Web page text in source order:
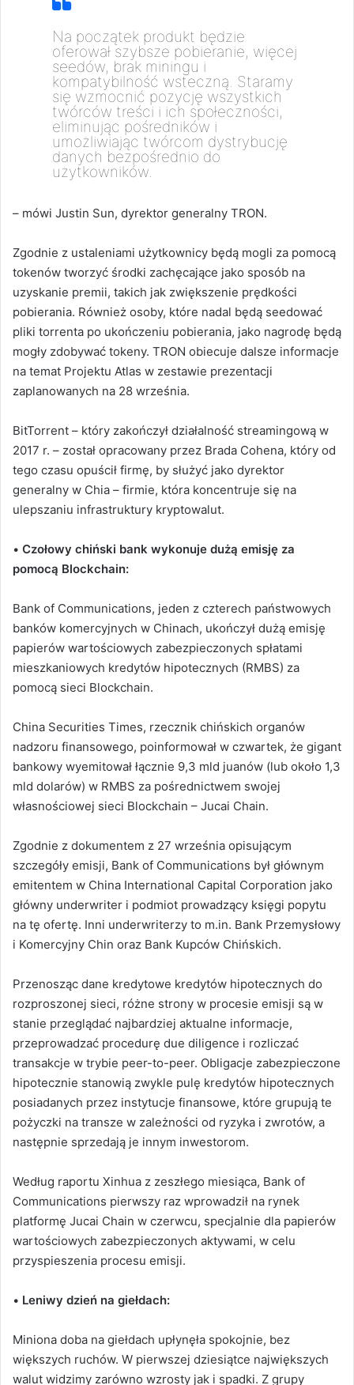
Na początek produkt będzie
oferował szybsze pobieranie, więcej
seedów, brak miningu i
kompatybilność wsteczną. Staramy
się wzmocnić pozycję wszystkich
twórców treści i ich społeczności,
eliminując pośredników i
umożliwiając twórcom dystrybucję
danych bezpośrednio do
użytkowników.
– mówi Justin Sun, dyrektor generalny TRON.
Zgodnie z ustaleniami użytkownicy będą mogli za pomocą
tokenów tworzyć środki zachęcające jako sposób na
uzyskanie premii, takich jak zwiększenie prędkości
pobierania. Również osoby, które nadal będą seedować
pliki torrenta po ukończeniu pobierania, jako nagrodę będą
mogły zdobywać tokeny. TRON obiecuje dalsze informacje
na temat Projektu Atlas w zestawie prezentacji
zaplanowanych na 28 września.
BitTorrent – który zakończył działalność streamingową w
2017 r. – został opracowany przez Brada Cohena, który od
tego czasu opuścił firmę, by służyć jako dyrektor
generalny w Chia – firmie, która koncentruje się na
ulepszaniu infrastruktury kryptowalut.
• Czołowy chiński bank wykonuje dużą emisję za
pomocą Blockchain:
Bank of Communications, jeden z czterech państwowych
banków komercyjnych w Chinach, ukończył dużą emisję
papierów wartościowych zabezpieczonych spłatami
mieszkaniowych kredytów hipotecznych (RMBS) za
pomocą sieci Blockchain.
China Securities Times, rzecznik chińskich organów
nadzoru finansowego, poinformował w czwartek, że gigant
bankowy wyemitował łącznie 9,3 mld juanów (lub około 1,3
mld dolarów) w RMBS za pośrednictwem swojej
własnościowej sieci Blockchain – Jucai Chain.
Zgodnie z dokumentem z 27 września opisującym
szczegóły emisji, Bank of Communications był głównym
emitentem w China International Capital Corporation jako
główny underwriter i podmiot prowadzący księgi popytu
na tę ofertę. Inni underwriterzy to m.in. Bank Przemysłowy
i Komercyjny Chin oraz Bank Kupców Chińskich.
Przenosząc dane kredytowe kredytów hipotecznych do
rozproszonej sieci, różne strony w procesie emisji są w
stanie przeglądać najbardziej aktualne informacje,
przeprowadzać procedurę due diligence i rozliczać
transakcje w trybie peer-to-peer. Obligacje zabezpieczone
hipotecznie stanowią zwykle pulę kredytów hipotecznych
posiadanych przez instytucje finansowe, które grupują te
pożyczki na transze w zależności od ryzyka i zwrotów, a
następnie sprzedają je innym inwestorom.
Według raportu Xinhua z zeszłego miesiąca, Bank of
Communications pierwszy raz wprowadził na rynek
platformę Jucai Chain w czerwcu, specjalnie dla papierów
wartościowych zabezpieczonych aktywami, w celu
przyspieszenia procesu emisji.
• Leniwy dzień na giełdach:
Miniona doba na giełdach upłynęła spokojnie, bez
większych ruchów. W pierwszej dziesiątce największych
walut widzimy zarówno wzrosty jak i spadki. Z grupy